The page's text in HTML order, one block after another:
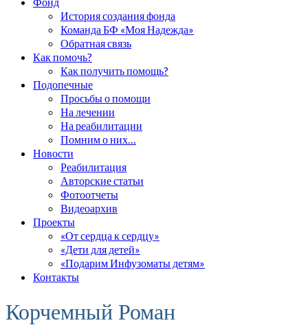
История создания фонда
Команда БФ «Моя Надежда»
Обратная связь
Как помочь?
Как получить помощь?
Подопечные
Просьбы о помощи
На лечении
На реабилитации
Помним о них…
Новости
Реабилитация
Авторские статьи
Фотоотчеты
Видеоархив
Проекты
«От сердца к сердцу»
«Дети для детей»
«Подарим Инфузоматы детям»
Контакты
Корчемный Роман